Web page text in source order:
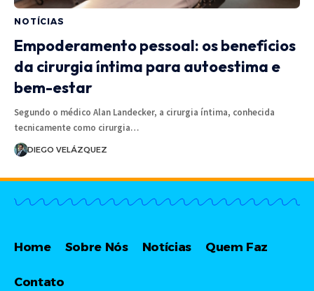
NOTÍCIAS
Empoderamento pessoal: os benefícios
da cirurgia íntima para autoestima e
bem-estar
Segundo o médico Alan Landecker, a cirurgia íntima, conhecida
tecnicamente como cirurgia…
DIEGO VELÁZQUEZ
Home Sobre Nós Notícias Quem Faz
Contato